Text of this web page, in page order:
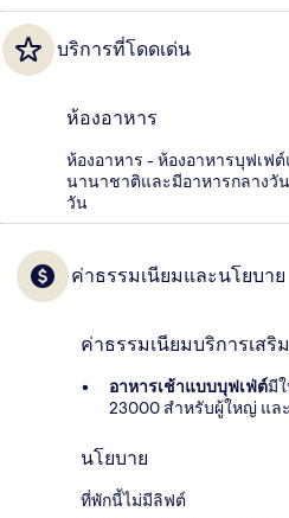
บริการที่โดดเด่น
ห้องอาหาร
ห้องอาหาร - ห้องอาหารบุฟเฟ
นานาชาติและมีอาหารกลางวั
วัน
ค่าธรรมเนียมและนโยบาย
ค่าธรรมเนียมบริการเสริม
อาหารเช้าแบบบุฟเฟ่ต์มี
23000 สำหรับผู้ใหญ่ แล
นโยบาย
ที่พักนี้ไม่มีลิฟต์